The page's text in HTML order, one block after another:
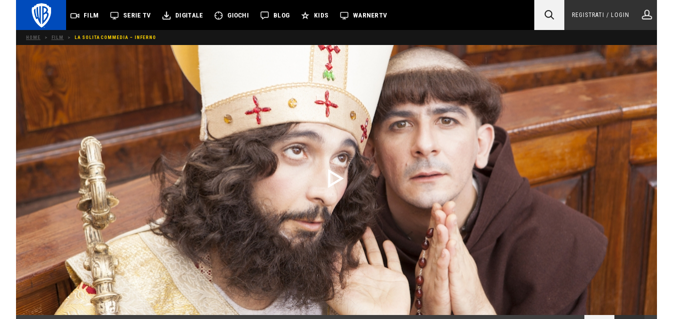
FILM SERIE TV DIGITALE GIOCHI BLOG KIDS WARNERTV REGISTRATI / LOGIN
HOME > FILM > LA SOLITA COMMEDIA – INFERNO